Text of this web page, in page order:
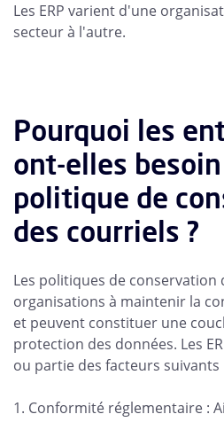
Les ERP varient d'une
secteur à l'autre.
Pourquoi les
ont-elles
politique de
des courriels ?
Les politiques de conservation
organisations à maintenir la
et peuvent constituer une
protection des données. Les
ou partie des facteurs suivants
1. Conformité réglementaire :